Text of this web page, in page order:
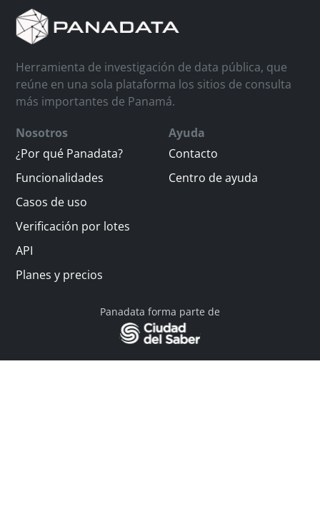
Herramienta de investigación de data pública, que
reúne en una sola plataforma los sitios de consulta
más importantes de Panamá.
Nosotros
¿Por qué Panadata?
Funcionalidades
Casos de uso
Verificación por lotes
API
Planes y precios
Ayuda
Contacto
Centro de ayuda
Panadata forma parte de